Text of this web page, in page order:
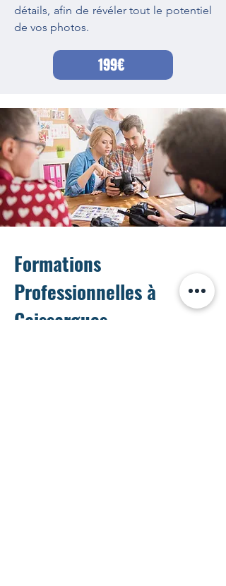
détails, afin de révéler tout le potentiel
de vos photos.
199€
Formations
Professionnelles à
Caissargues